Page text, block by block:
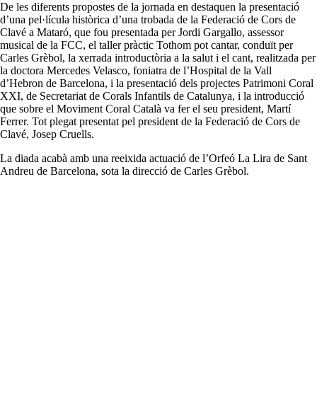
De les diferents propostes de la jornada en destaquen la presentació
d’una pel·lícula històrica d’una trobada de la Federació de Cors de
Clavé a Mataró, que fou presentada per Jordi Gargallo, assessor
musical de la FCC, el taller pràctic Tothom pot cantar, conduït per
Carles Grèbol, la xerrada introductòria a la salut i el cant, realitzada per
la doctora Mercedes Velasco, foniatra de l’Hospital de la Vall
d’Hebron de Barcelona, i la presentació dels projectes Patrimoni Coral
XXI, de Secretariat de Corals Infantils de Catalunya, i la introducció
que sobre el Moviment Coral Català va fer el seu president, Martí
Ferrer. Tot plegat presentat pel president de la Federació de Cors de
Clavé, Josep Cruells.
La diada acabà amb una reeixida actuació de l’Orfeó La Lira de Sant
Andreu de Barcelona, sota la direcció de Carles Grèbol.